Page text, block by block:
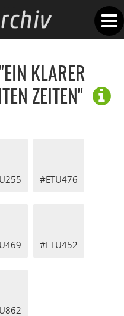
KLARER
ZEITEN"
#ETU476
#ETU452